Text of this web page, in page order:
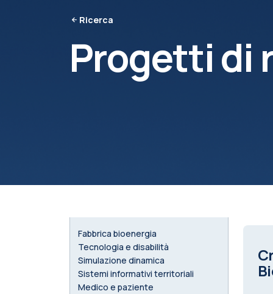
Ricerca
Progetti di
Fabbrica bioenergia
Tecnologia e disabilità
Simulazione dinamica
Sistemi informativi territoriali
Medico e paziente